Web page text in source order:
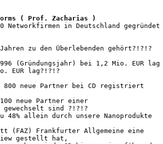
( Prof. Zacharias )
in Deutschland gegründet
zu den Überlebenden gehört?!?!?
(Gründungsjahr) bei 1,2 Mio. EUR lag
EUR lag?!?!?
neue Partner bei CD registriert
neue Partner einer
gewechselt sind ?!?!?
allein durch unsere Nanoprodukte
(FAZ) Frankfurter Allgemeine eine
gestellt hat,